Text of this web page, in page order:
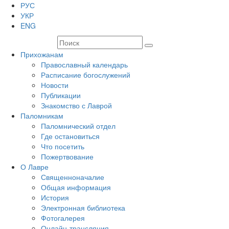
РУС
УКР
ENG
Прихожанам
Православный календарь
Расписание богослужений
Новости
Публикации
Знакомство с Лаврой
Паломникам
Паломнический отдел
Где остановиться
Что посетить
Пожертвование
О Лавре
Священноначалие
Общая информация
История
Электронная библиотека
Фотогалерея